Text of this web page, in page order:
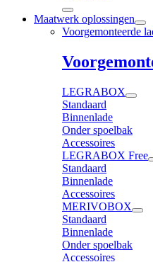
Maatwerk oplossingen
Voorgemonteerde
LEGRABOX
Standaard
Binnenlade
Onder spoelbak
Accessoires
LEGRABOX Free
Standaard
Binnenlade
Accessoires
MERIVOBOX
Standaard
Binnenlade
Onder spoelbak
Accessoires